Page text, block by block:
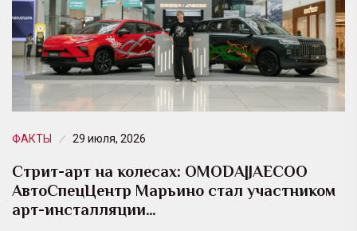
ФАКТЫ 29 июля, 2026
Стрит-арт на колесах: OMODA|JAECOO
АвтоСпецЦентр Марьино стал участником
арт-инсталляции…